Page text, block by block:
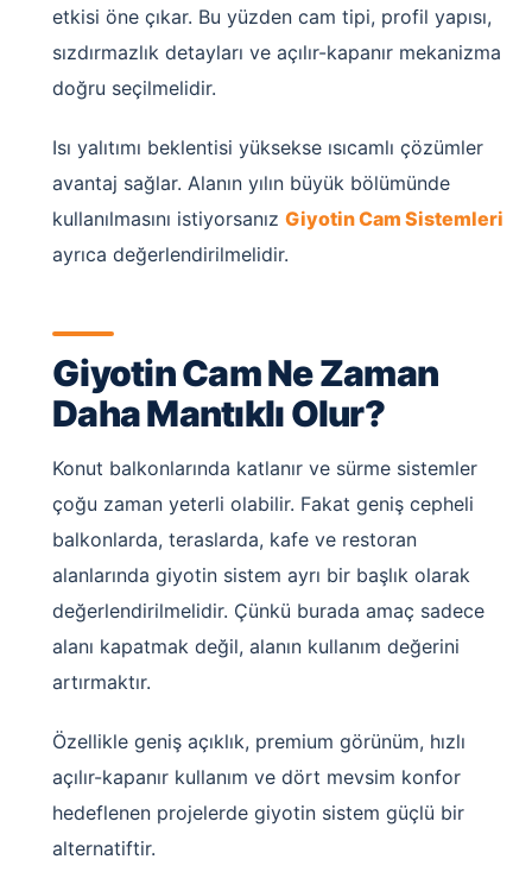
etkisi öne çıkar. Bu yüzden cam tipi, profil yapısı,
sızdırmazlık detayları ve açılır-kapanır mekanizma
doğru seçilmelidir.
Isı yalıtımı beklentisi yüksekse ısıcamlı çözümler
avantaj sağlar. Alanın yılın büyük bölümünde
kullanılmasını istiyorsanız Giyotin Cam Sistemleri
ayrıca değerlendirilmelidir.
Giyotin Cam Ne Zaman
Daha Mantıklı Olur?
Konut balkonlarında katlanır ve sürme sistemler
çoğu zaman yeterli olabilir. Fakat geniş cepheli
balkonlarda, teraslarda, kafe ve restoran
alanlarında giyotin sistem ayrı bir başlık olarak
değerlendirilmelidir. Çünkü burada amaç sadece
alanı kapatmak değil, alanın kullanım değerini
artırmaktır.
Özellikle geniş açıklık, premium görünüm, hızlı
açılır-kapanır kullanım ve dört mevsim konfor
hedeflenen projelerde giyotin sistem güçlü bir
alternatiftir.